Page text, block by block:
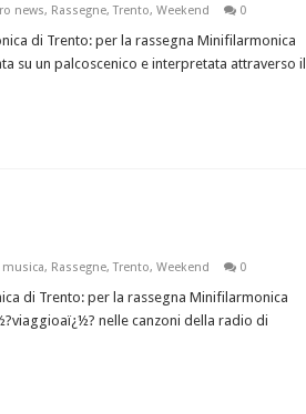
news, Rassegne,Trento, Weekend 0
di Trento: per la rassegna Minifilarmonica
su un palcoscenico e interpretata attraverso il
musica, Rassegne,Trento, Weekend 0
di Trento: per la rassegna Minifilarmonica
nelle canzoni della radio di